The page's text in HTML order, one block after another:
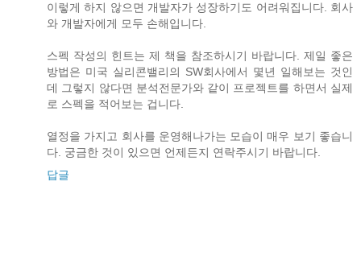
이렇게 하지 않으면 개발자가 성장하기도 어려워집니다. 회사
와 개발자에게 모두 손해입니다.
스펙 작성의 힌트는 제 책을 참조하시기 바랍니다. 제일 좋은
방법은 미국 실리콘밸리의 SW회사에서 몇년 일해보는 것인
데 그렇지 않다면 분석전문가와 같이 프로젝트를 하면서 실제
로 스펙을 적어보는 겁니다.
열정을 가지고 회사를 운영해나가는 모습이 매우 보기 좋습니
다. 궁금한 것이 있으면 언제든지 연락주시기 바랍니다.
답글